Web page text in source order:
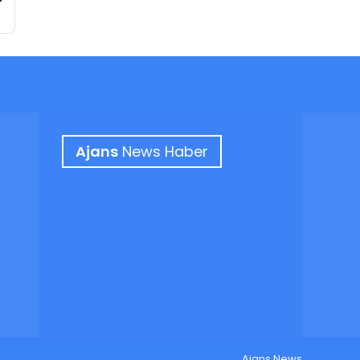
AjansNews Haber